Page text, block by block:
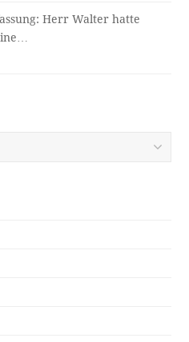
Herr Walter hatte